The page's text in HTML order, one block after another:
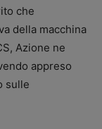
che
della macchina
Azione ne
appreso
sulle